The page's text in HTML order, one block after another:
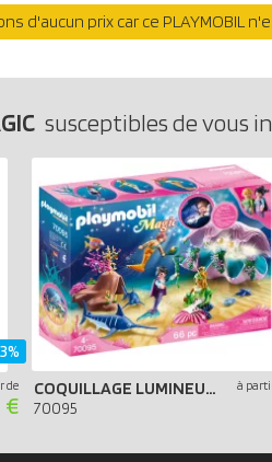
d'aucun prix car ce PLAYMOBIL
susceptibles de vous
de
€
COQUILLAGE LUMINEUX AVEC SIRÈNES
70095
à